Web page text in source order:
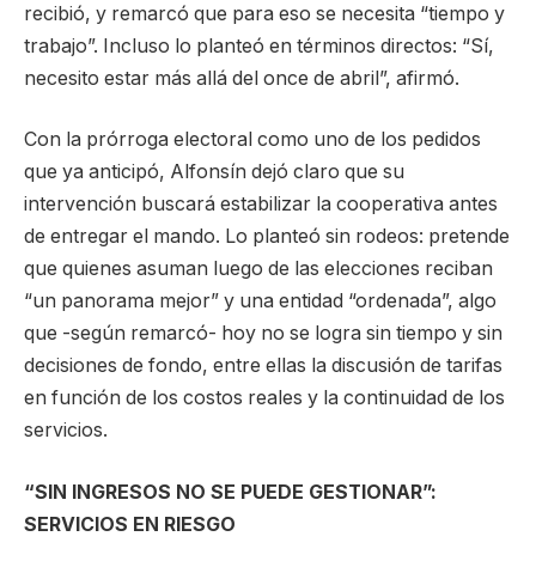
recibió, y remarcó que para eso se necesita “tiempo y
trabajo”. Incluso lo planteó en términos directos: “Sí,
necesito estar más allá del once de abril”, afirmó.
Con la prórroga electoral como uno de los pedidos
que ya anticipó, Alfonsín dejó claro que su
intervención buscará estabilizar la cooperativa antes
de entregar el mando. Lo planteó sin rodeos: pretende
que quienes asuman luego de las elecciones reciban
“un panorama mejor” y una entidad “ordenada”, algo
que -según remarcó- hoy no se logra sin tiempo y sin
decisiones de fondo, entre ellas la discusión de tarifas
en función de los costos reales y la continuidad de los
servicios.
“SIN INGRESOS NO SE PUEDE GESTIONAR”:
SERVICIOS EN RIESGO